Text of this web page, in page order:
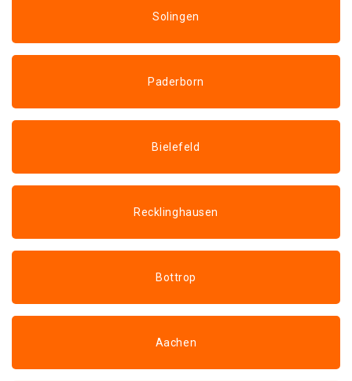
Solingen
Paderborn
Bielefeld
Recklinghausen
Bottrop
Aachen